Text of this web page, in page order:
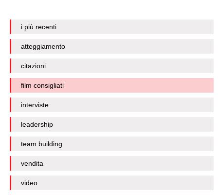
i più recenti
atteggiamento
citazioni
film consigliati
interviste
leadership
team building
vendita
video